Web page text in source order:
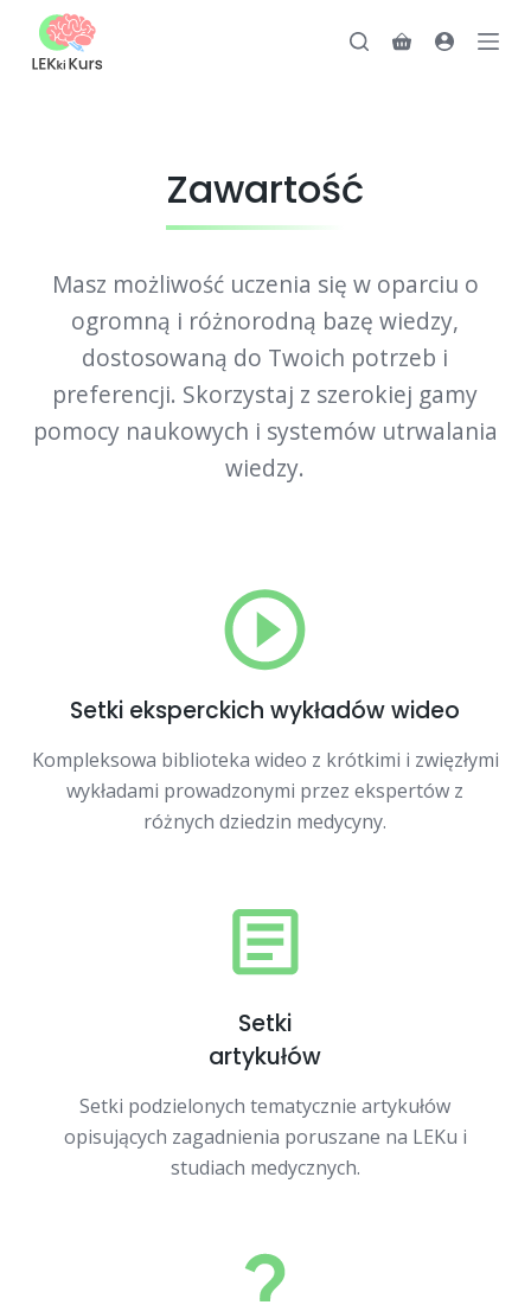
Koszyk
Zawartość
Masz możliwość uczenia się w oparciu o
ogromną i różnorodną bazę wiedzy,
dostosowaną do Twoich potrzeb i
preferencji. Skorzystaj z szerokiej gamy
pomocy naukowych i systemów utrwalania
wiedzy.
Setki eksperckich wykładów wideo
Kompleksowa biblioteka wideo z krótkimi i zwięzłymi
wykładami prowadzonymi przez ekspertów z
różnych dziedzin medycyny.
Setki
artykułów
Setki podzielonych tematycznie artykułów
opisujących zagadnienia poruszane na LEKu i
studiach medycznych.